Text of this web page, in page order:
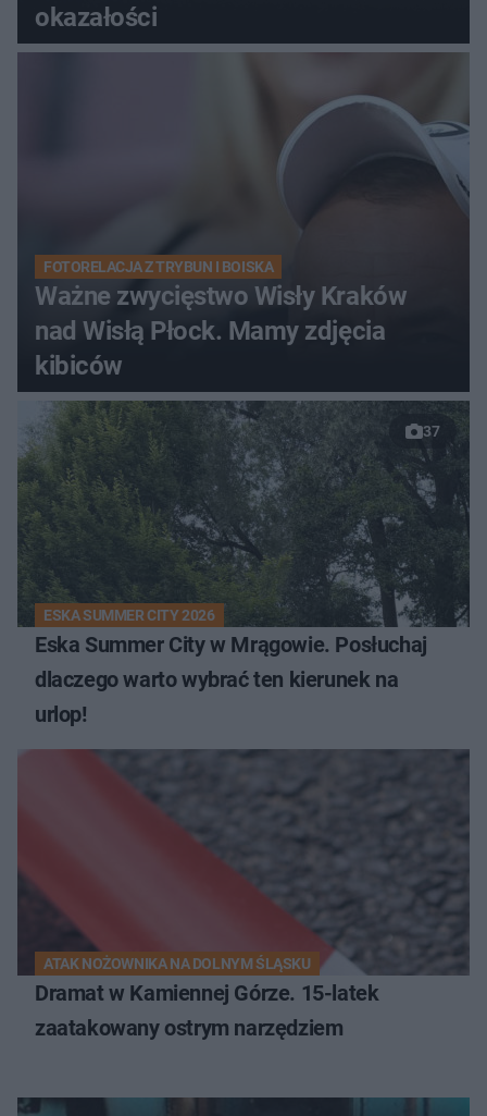
okazałości
FOTORELACJA Z TRYBUN I BOISKA
Ważne zwycięstwo Wisły Kraków
nad Wisłą Płock. Mamy zdjęcia
kibiców
37
ESKA SUMMER CITY 2026
Eska Summer City w Mrągowie. Posłuchaj
dlaczego warto wybrać ten kierunek na
urlop!
ATAK NOŻOWNIKA NA DOLNYM ŚLĄSKU
Dramat w Kamiennej Górze. 15-latek
zaatakowany ostrym narzędziem